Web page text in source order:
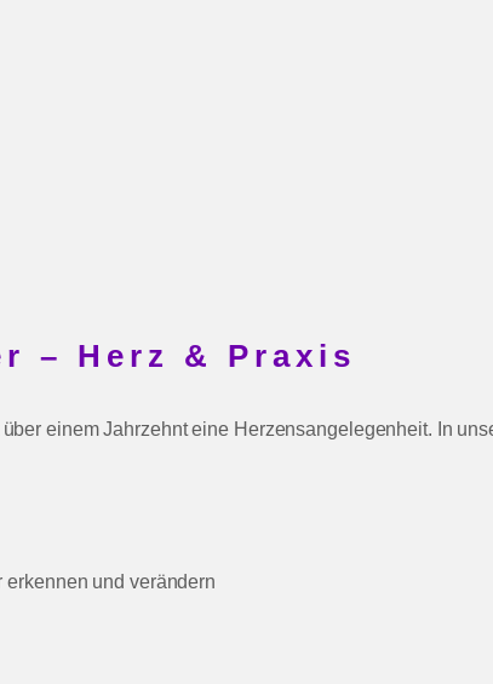
– Herz & Praxis
einem Jahrzehnt eine Herzensangelegenheit. In
und verändern